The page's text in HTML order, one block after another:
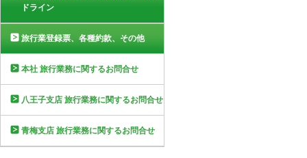
ドライン
旅行業登録票、各種約款、その他
本社 旅行業務に関するお問合せ
八王子支店 旅行業務に関するお問合せ
青梅支店 旅行業務に関するお問合せ